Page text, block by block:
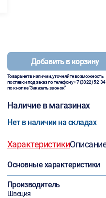
Добавить в корзину
Товара нет в наличии, уточняйте возможность
поставки под заказ по телефону+7 (3822) 52-
по кнопке "Заказать звонок"
Наличие в магазинах
Нет в наличии на складах
Характеристики
Основные характеристики
Производитель
Швеция